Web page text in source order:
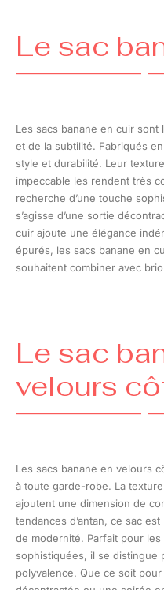
Le sac
Les sacs banane en cuir sont
et de la subtilité. Fabriqués
style et durabilité. Leur
impeccable les rendent très
recherche d’une touche
s’agisse d’une sortie
cuir ajoute une élégance
épurés, les sacs banane en
souhaitent combiner avec
Le sac
velours
Les sacs banane en velours
à toute garde-robe. La
ajoutent une dimension de
tendances d’antan, ce sac
de modernité. Parfait pour
sophistiquées, il se distingue
polyvalence. Que ce soit